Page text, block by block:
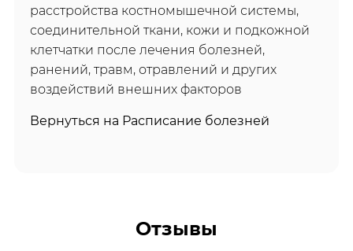
расстройства костномышечной системы,
соединительной ткани, кожи и подкожной
клетчатки после лечения болезней,
ранений, травм, отравлений и других
воздействий внешних факторов
Вернуться на Расписание болезней
Отзывы